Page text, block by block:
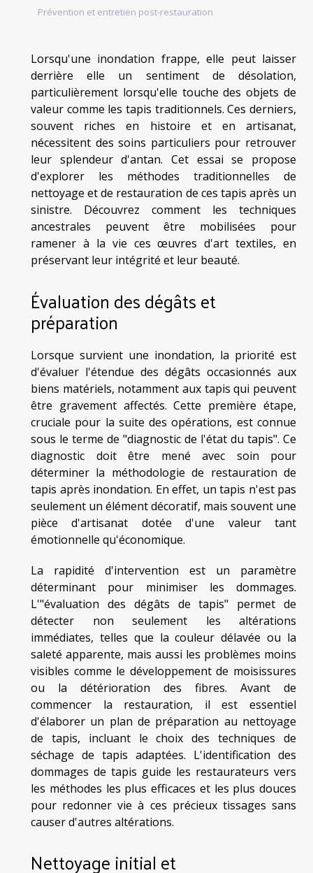
Prévention et entretien post-restauration
Lorsqu'une inondation frappe, elle peut laisser
derrière elle un sentiment de désolation,
particulièrement lorsqu'elle touche des objets de
valeur comme les tapis traditionnels. Ces derniers,
souvent riches en histoire et en artisanat,
nécessitent des soins particuliers pour retrouver
leur splendeur d'antan. Cet essai se propose
d'explorer les méthodes traditionnelles de
nettoyage et de restauration de ces tapis après un
sinistre. Découvrez comment les techniques
ancestrales peuvent être mobilisées pour
ramener à la vie ces œuvres d'art textiles, en
préservant leur intégrité et leur beauté.
Évaluation des dégâts et
préparation
Lorsque survient une inondation, la priorité est
d'évaluer l'étendue des dégâts occasionnés aux
biens matériels, notamment aux tapis qui peuvent
être gravement affectés. Cette première étape,
cruciale pour la suite des opérations, est connue
sous le terme de "diagnostic de l'état du tapis". Ce
diagnostic doit être mené avec soin pour
déterminer la méthodologie de restauration de
tapis après inondation. En effet, un tapis n'est pas
seulement un élément décoratif, mais souvent une
pièce d'artisanat dotée d'une valeur tant
émotionnelle qu'économique.
La rapidité d'intervention est un paramètre
déterminant pour minimiser les dommages.
L'"évaluation des dégâts de tapis" permet de
détecter non seulement les altérations
immédiates, telles que la couleur délavée ou la
saleté apparente, mais aussi les problèmes moins
visibles comme le développement de moisissures
ou la détérioration des fibres. Avant de
commencer la restauration, il est essentiel
d'élaborer un plan de préparation au nettoyage
de tapis, incluant le choix des techniques de
séchage de tapis adaptées. L'identification des
dommages de tapis guide les restaurateurs vers
les méthodes les plus efficaces et les plus douces
pour redonner vie à ces précieux tissages sans
causer d'autres altérations.
Nettoyage initial et